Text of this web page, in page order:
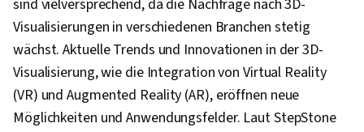
sind vielversprechend, da die Nachfrage nach 3D-
Visualisierungen in verschiedenen Branchen stetig
wächst. Aktuelle Trends und Innovationen in der 3D-
Visualisierung, wie die Integration von Virtual Reality
(VR) und Augmented Reality (AR), eröffnen neue
Möglichkeiten und Anwendungsfelder. Laut StepStone